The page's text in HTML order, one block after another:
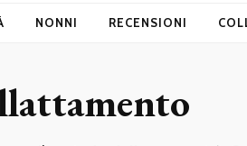
NONNI RECENSIONI